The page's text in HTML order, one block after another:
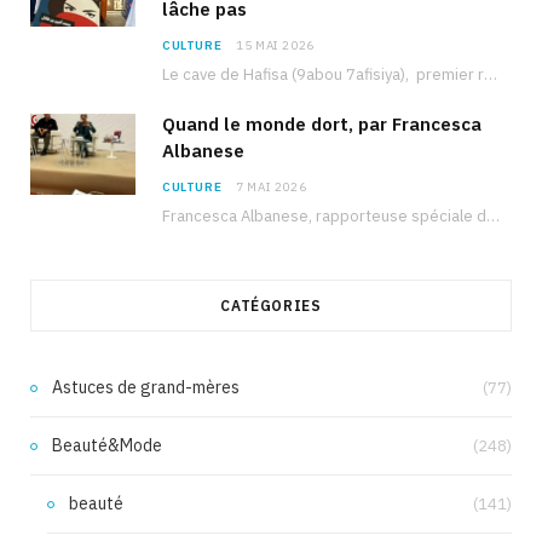
lâche pas
CULTURE 15 MAI 2026
Le cave de Hafisa (9abou 7afisiya), premier roman du journaliste tunisien Mohamed Amine Ben Hlel,…
Quand le monde dort, par Francesca
Albanese
CULTURE 7 MAI 2026
Francesca Albanese, rapporteuse spéciale de l’ONU sur les territoires palestiniens occupés, était à Tunis pour…
CATÉGORIES
Astuces de grand-mères (77)
Beauté&Mode (248)
beauté (141)